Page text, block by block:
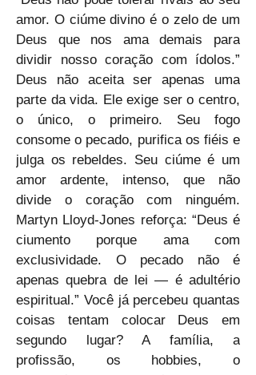
amor. O ciúme divino é o zelo de um
Deus que nos ama demais para
dividir nosso coração com ídolos.”
Deus não aceita ser apenas uma
parte da vida. Ele exige ser o centro,
o único, o primeiro. Seu fogo
consome o pecado, purifica os fiéis e
julga os rebeldes. Seu ciúme é um
amor ardente, intenso, que não
divide o coração com ninguém.
Martyn Lloyd-Jones reforça: “Deus é
ciumento porque ama com
exclusividade. O pecado não é
apenas quebra de lei — é adultério
espiritual.” Você já percebeu quantas
coisas tentam colocar Deus em
segundo lugar? A família, a
profissão, os hobbies, o